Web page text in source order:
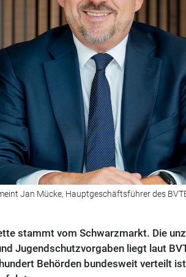
Jan Mücke, Hauptgeschäftsführer des
stammt vom Schwarzmarkt. Die
Jugendschutzvorgaben liegt laut
Behörden bundesweit verteilt